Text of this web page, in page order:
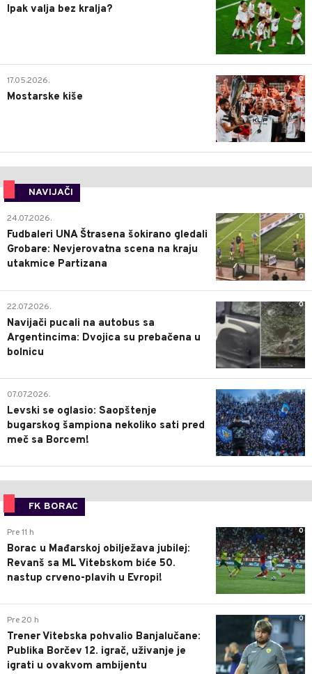
Ipak valja bez kralja?
0
17.05.2026.
Mostarske kiše
NAVIJAČI
0
24.07.2026.
Fudbaleri UNA Štrasena šokirano gledali
Grobare: Nevjerovatna scena na kraju
utakmice Partizana
0
22.07.2026.
Navijači pucali na autobus sa
Argentincima: Dvojica su prebačena u
bolnicu
1
07.07.2026.
Levski se oglasio: Saopštenje
bugarskog šampiona nekoliko sati pred
meč sa Borcem!
FK BORAC
0
Pre 11 h
Borac u Mađarskoj obilježava jubilej:
Revanš sa ML Vitebskom biće 50.
nastup crveno-plavih u Evropi!
0
Pre 20 h
Trener Vitebska pohvalio Banjalučane:
Publika Borčev 12. igrač, uživanje je
igrati u ovakvom ambijentu